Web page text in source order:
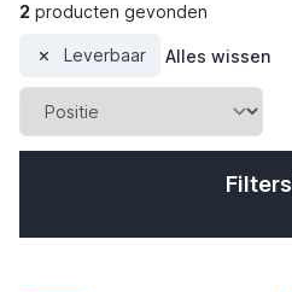
2 producten gevonden
Leverbaar Alles wissen
Filters